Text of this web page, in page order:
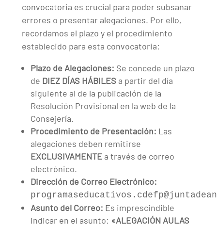
convocatoria es crucial para poder subsanar
errores o presentar alegaciones. Por ello,
recordamos el plazo y el procedimiento
establecido para esta convocatoria:
Plazo de Alegaciones: Se concede un plazo
de DIEZ DÍAS HÁBILESa partir del día
siguiente al de la publicación de la
Resolución Provisional en la web de la
Consejería.
Procedimiento de Presentación: Las
alegaciones deben remitirse
EXCLUSIVAMENTEa través de correo
electrónico.
Dirección de Correo Electrónico:
Asunto del Correo: Es imprescindible
indicar en el asunto: «ALEGACIÓN AULAS